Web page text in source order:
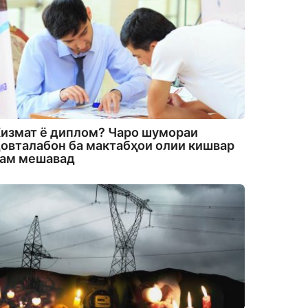
ё диплом? Чаро шумораи
ба мактабҳои олии кишвар
мешавад